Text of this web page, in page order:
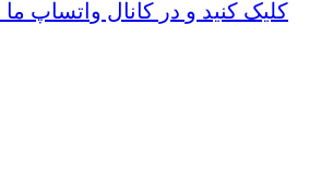
کلیک کنید و در کانال واتساپ